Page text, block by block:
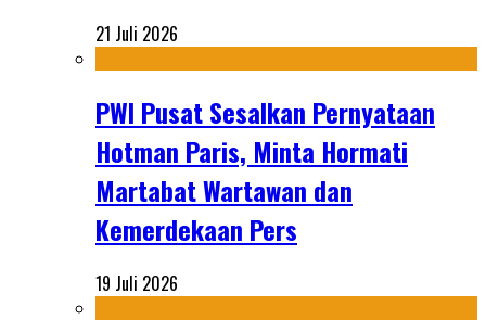
21 Juli 2026
PWI Pusat Sesalkan Pernyataan
Hotman Paris, Minta Hormati
Martabat Wartawan dan
Kemerdekaan Pers
19 Juli 2026